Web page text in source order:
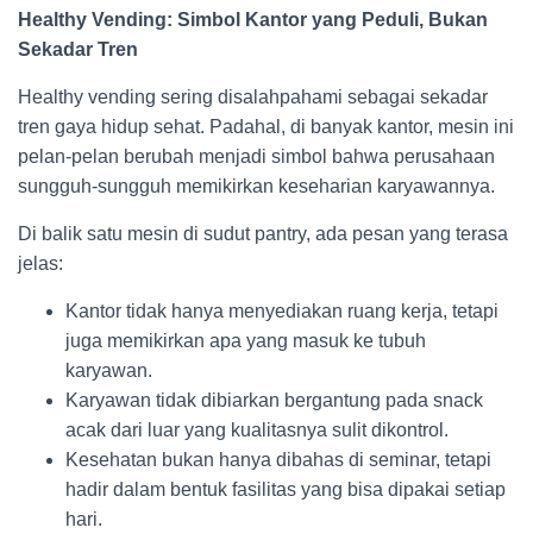
Healthy Vending: Simbol Kantor yang Peduli, Bukan
Sekadar Tren
Healthy vending sering disalahpahami sebagai sekadar
tren gaya hidup sehat. Padahal, di banyak kantor, mesin ini
pelan-pelan berubah menjadi simbol bahwa perusahaan
sungguh-sungguh memikirkan keseharian karyawannya.
Di balik satu mesin di sudut pantry, ada pesan yang terasa
jelas:
Kantor tidak hanya menyediakan ruang kerja, tetapi
juga memikirkan apa yang masuk ke tubuh
karyawan.
Karyawan tidak dibiarkan bergantung pada snack
acak dari luar yang kualitasnya sulit dikontrol.
Kesehatan bukan hanya dibahas di seminar, tetapi
hadir dalam bentuk fasilitas yang bisa dipakai setiap
hari.